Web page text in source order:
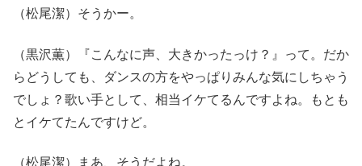
（松尾潔）そうかー。
（黒沢薫）『こんなに声、大きかったっけ？』って。だか
らどうしても、ダンスの方をやっぱりみんな気にしちゃう
でしょ？歌い手として、相当イケてるんですよね。もとも
とイケてたんですけど。
（松尾潔）まあ、そうだよね。